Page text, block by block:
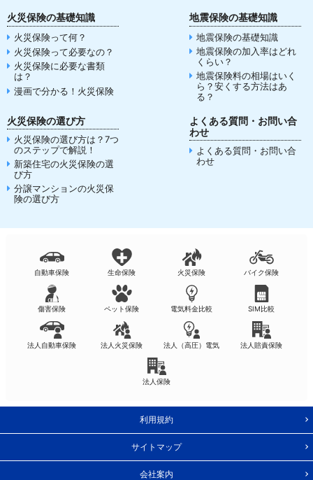
火災保険の基礎知識
火災保険って何？
火災保険って必要なの？
火災保険に必要な書類
は？
漫画で分かる！火災保険
地震保険の基礎知識
地震保険の基礎知識
地震保険の加入率はどれ
くらい？
地震保険料の相場はいく
ら？安くする方法はあ
る？
火災保険の選び方
火災保険の選び方は？7つ
のステップで解説！
新築住宅の火災保険の選
び方
分譲マンションの火災保
険の選び方
よくある質問・お問い合
わせ
よくある質問・お問い合
わせ
自動車保険 生命保険 火災保険 バイク保険
傷害保険 ペット保険 電気料金比較 SIM比較
法人自動車保険 法人火災保険 法人（高圧）電気 法人賠責保険
法人保険
利用規約
サイトマップ
会社案内